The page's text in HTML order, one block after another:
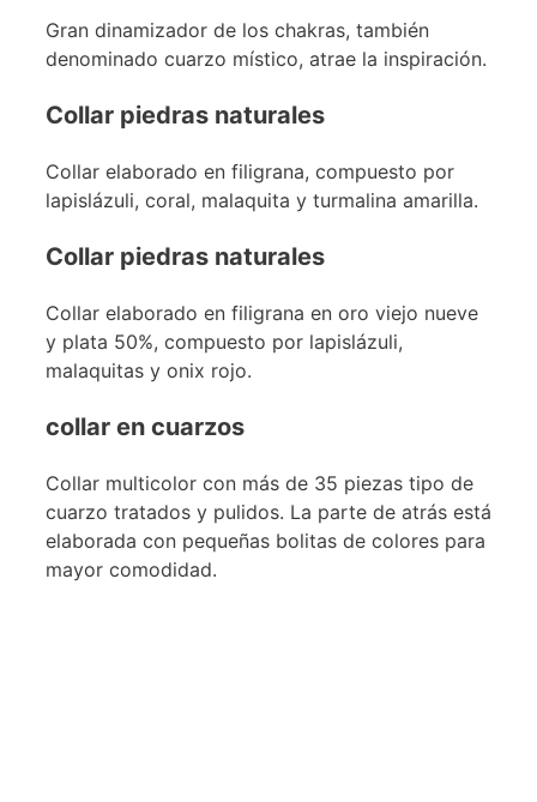
Gran dinamizador de los chakras, también
denominado cuarzo místico, atrae la inspiración.
Collar piedras naturales
Collar elaborado en filigrana, compuesto por
lapislázuli, coral, malaquita y turmalina amarilla.
Collar piedras naturales
Collar elaborado en filigrana en oro viejo nueve
y plata 50%, compuesto por lapislázuli,
malaquitas y onix rojo.
collar en cuarzos
Collar multicolor con más de 35 piezas tipo de
cuarzo tratados y pulidos. La parte de atrás está
elaborada con pequeñas bolitas de colores para
mayor comodidad.